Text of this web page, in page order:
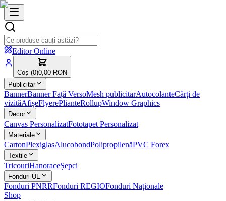
Editor Online
Coș (0)0,00 RON
Publicitar
BannerBanner Față VersoMesh publicitarAutocolanteCărți de
vizităAfișeFlyerePlianteRollupWindow Graphics
Decor
Canvas PersonalizatFototapet Personalizat
Materiale
CartonPlexiglasAlucobondPolipropilenăPVC Forex
Textile
TricouriHanoraceȘepci
Fonduri UE
Fonduri PNRRFonduri REGIOFonduri Naționale
Shop